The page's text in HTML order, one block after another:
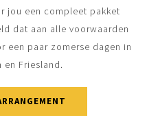
jou een compleet pakket
dat aan alle voorwaarden
een paar zomerse dagen in
en Friesland.